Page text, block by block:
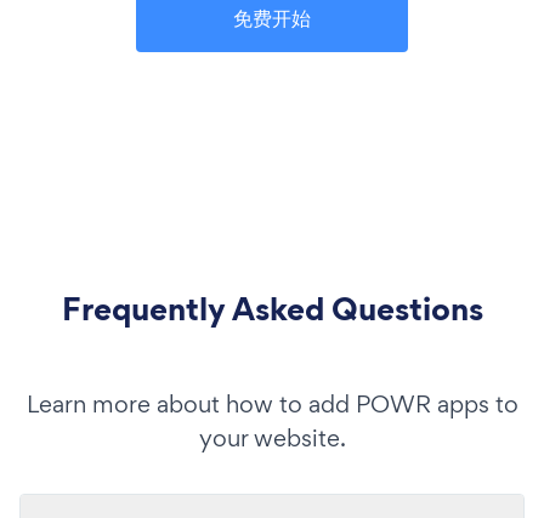
免费开始
Frequently Asked Questions
Learn more about how to add POWR apps to
your website.